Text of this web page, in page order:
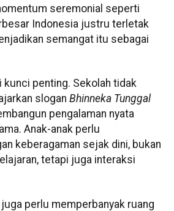
seremonial seperti
Indonesia justru terletak
semangat itu sebagai
kunci penting. Sekolah tidak
slogan Bhinneka Tunggal
pengalaman nyata
Anak-anak perlu
keberagaman sejak dini, bukan
tetapi juga interaksi
perlu memperbanyak ruang